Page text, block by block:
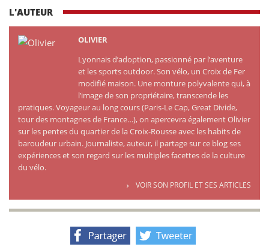
L'AUTEUR
OLIVIER
Lyonnais d’adoption, passionné par l’aventure
et les sports outdoor. Son vélo, un Croix de Fer
modifié maison. Une monture polyvalente qui, à
l’image de son propriétaire, transcende les
pratiques. Voyageur au long cours (Paris-Le Cap, Great Divide,
tour des montagnes de France…), on apercevra également Olivier
sur les pentes du quartier de la Croix-Rousse avec les habits de
baroudeur urbain. Journaliste, auteur, il partage sur ce blog ses
expériences et son regard sur les multiples facettes de la culture
du vélo.
VOIR SON PROFIL ET SES ARTICLES